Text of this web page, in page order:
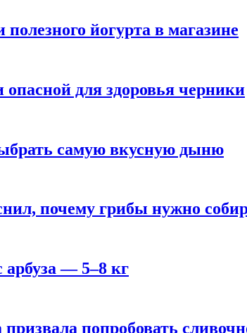
йогурта в магазине
опасной для здоровья черники
самую вкусную дыню
почему грибы нужно
— 5–8 кг
попробовать